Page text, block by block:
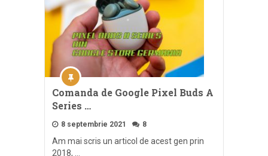
Comanda de Google Pixel Buds A
Series …
8 septembrie 2021 8
Am mai scris un articol de acest gen prin
2018, …